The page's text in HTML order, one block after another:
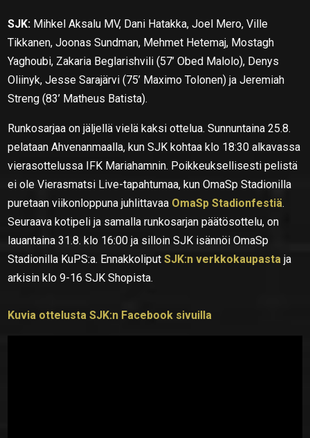
SJK: Mihkel Aksalu MV, Dani Hatakka, Joel Mero, Ville
Tikkanen, Joonas Sundman, Mehmet Hetemaj, Mostagh
Yaghoubi, Zakaria Beglarishvili (57’ Obed Malolo), Denys
Oliinyk, Jesse Sarajärvi (75’ Maximo Tolonen) ja Jeremiah
Streng (83’ Matheus Batista).
Runkosarjaa on jäljellä vielä kaksi ottelua. Sunnuntaina 25.8.
pelataan Ahvenanmaalla, kun SJK kohtaa klo 18:30 alkavassa
vierasottelussa IFK Mariahamnin. Poikkeuksellisesti pelistä
ei ole Vierasmatsi Live-tapahtumaa, kun OmaSp Stadionilla
puretaan viikonloppuna juhlittavaa OmaSp Stadionfestiä.
Seuraava kotipeli ja samalla runkosarjan päätösottelu, on
lauantaina 31.8. klo 16:00 ja silloin SJK isännöi OmaSp
Stadionilla KuPS:a. EnnakkoliputSJK:n verkkokaupasta ja
arkisin klo 9-16 SJK Shopista.
Kuvia ottelusta SJK:n Facebook sivuilla